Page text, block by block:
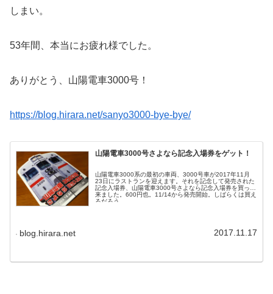
しまい。
53年間、本当にお疲れ様でした。
ありがとう、山陽電車3000号！
https://blog.hirara.net/sanyo3000-bye-bye/
山陽電車3000号さよなら記念入場券をゲット！
山陽電車3000系の最初の車両、3000号車が2017年11月
23日にラストランを迎えます。それを記念して発売された
記念入場券、山陽電車3000号さよなら記念入場券を買って
来ました。600円也。11/14から発売開始。しばらくは買え
るだろう...
blog.hirara.net 2017.11.17